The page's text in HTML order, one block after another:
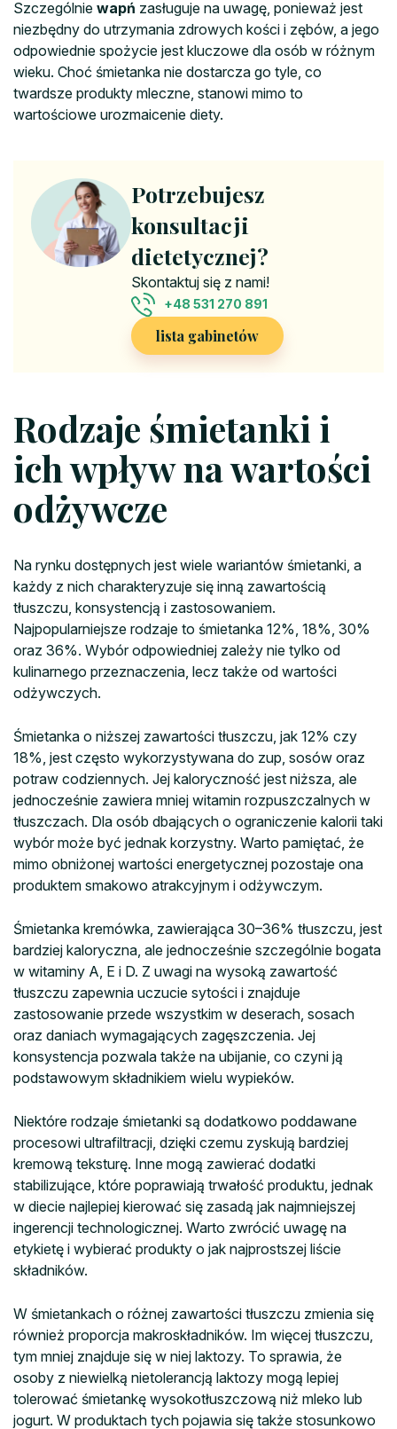
Szczególnie wapń zasługuje na uwagę, ponieważ jest
niezbędny do utrzymania zdrowych kości i zębów, a jego
odpowiednie spożycie jest kluczowe dla osób w różnym
wieku. Choć śmietanka nie dostarcza go tyle, co
twardsze produkty mleczne, stanowi mimo to
wartościowe urozmaicenie diety.
Potrzebujesz
konsultacji
dietetycznej?
Skontaktuj się z nami!
+48 531 270 891
lista gabinetów
Rodzaje śmietanki i
ich wpływ na wartości
odżywcze
Na rynku dostępnych jest wiele wariantów śmietanki, a
każdy z nich charakteryzuje się inną zawartością
tłuszczu, konsystencją i zastosowaniem.
Najpopularniejsze rodzaje to śmietanka 12%, 18%, 30%
oraz 36%. Wybór odpowiedniej zależy nie tylko od
kulinarnego przeznaczenia, lecz także od wartości
odżywczych.
Śmietanka o niższej zawartości tłuszczu, jak 12% czy
18%, jest często wykorzystywana do zup, sosów oraz
potraw codziennych. Jej kaloryczność jest niższa, ale
jednocześnie zawiera mniej witamin rozpuszczalnych w
tłuszczach. Dla osób dbających o ograniczenie kalorii taki
wybór może być jednak korzystny. Warto pamiętać, że
mimo obniżonej wartości energetycznej pozostaje ona
produktem smakowo atrakcyjnym i odżywczym.
Śmietanka kremówka, zawierająca 30–36% tłuszczu, jest
bardziej kaloryczna, ale jednocześnie szczególnie bogata
w witaminy A, E i D. Z uwagi na wysoką zawartość
tłuszczu zapewnia uczucie sytości i znajduje
zastosowanie przede wszystkim w deserach, sosach
oraz daniach wymagających zagęszczenia. Jej
konsystencja pozwala także na ubijanie, co czyni ją
podstawowym składnikiem wielu wypieków.
Niektóre rodzaje śmietanki są dodatkowo poddawane
procesowi ultrafiltracji, dzięki czemu zyskują bardziej
kremową teksturę. Inne mogą zawierać dodatki
stabilizujące, które poprawiają trwałość produktu, jednak
w diecie najlepiej kierować się zasadą jak najmniejszej
ingerencji technologicznej. Warto zwrócić uwagę na
etykietę i wybierać produkty o jak najprostszej liście
składników.
W śmietankach o różnej zawartości tłuszczu zmienia się
również proporcja makroskładników. Im więcej tłuszczu,
tym mniej znajduje się w niej laktozy. To sprawia, że
osoby z niewielką nietolerancją laktozy mogą lepiej
tolerować śmietankę wysokotłuszczową niż mleko lub
jogurt. W produktach tych pojawia się także stosunkowo